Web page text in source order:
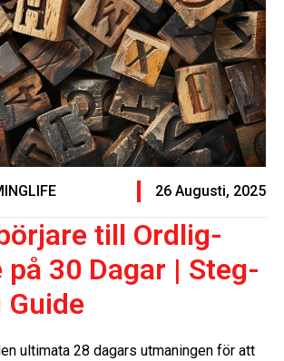
26 Augusti, 2025
till Ordlig-
30 Dagar | Steg-
ultimata 28 dagars utmaningen för att